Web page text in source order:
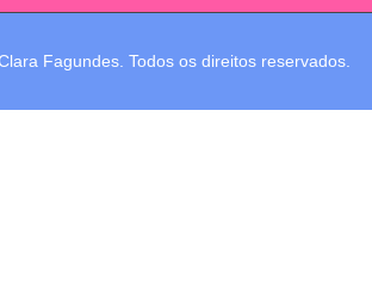
Fagundes. Todos os direitos reservados.